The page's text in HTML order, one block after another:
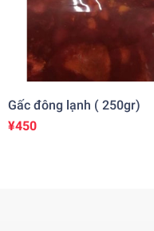
Gấc đông lạnh ( 250gr)
¥450